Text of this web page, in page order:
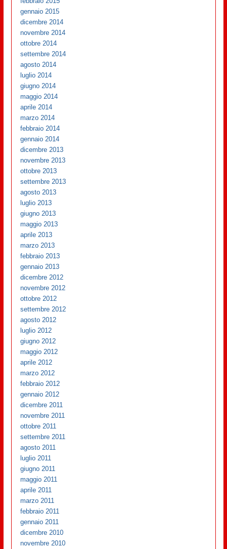
gennaio 2015
dicembre 2014
novembre 2014
ottobre 2014
settembre 2014
agosto 2014
luglio 2014
giugno 2014
maggio 2014
aprile 2014
marzo 2014
febbraio 2014
gennaio 2014
dicembre 2013
novembre 2013
ottobre 2013
settembre 2013
agosto 2013
luglio 2013
giugno 2013
maggio 2013
aprile 2013
marzo 2013
febbraio 2013
gennaio 2013
dicembre 2012
novembre 2012
ottobre 2012
settembre 2012
agosto 2012
luglio 2012
giugno 2012
maggio 2012
aprile 2012
marzo 2012
febbraio 2012
gennaio 2012
dicembre 2011
novembre 2011
ottobre 2011
settembre 2011
agosto 2011
luglio 2011
giugno 2011
maggio 2011
aprile 2011
marzo 2011
febbraio 2011
gennaio 2011
dicembre 2010
novembre 2010